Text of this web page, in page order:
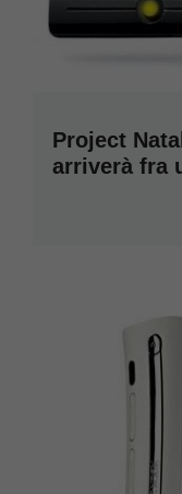
Project
arriverà fra